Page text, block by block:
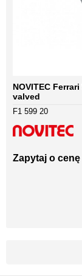
NOVITEC
valved
F1 599 20
Zapytaj o cenę